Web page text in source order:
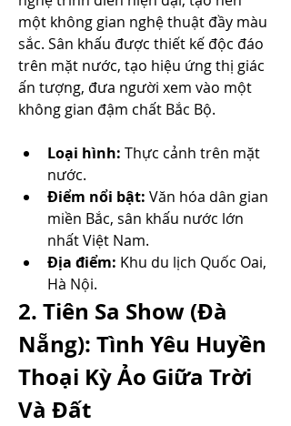
một không gian nghệ thuật đầy màu
sắc. Sân khấu được thiết kế độc đáo
trên mặt nước, tạo hiệu ứng thị giác
ấn tượng, đưa người xem vào một
không gian đậm chất Bắc Bộ.
Loại hình: Thực cảnh trên mặt
nước.
Điểm nổi bật: Văn hóa dân gian
miền Bắc, sân khấu nước lớn
nhất Việt Nam.
Địa điểm: Khu du lịch Quốc Oai,
Hà Nội.
2. Tiên Sa Show (Đà
Nẵng): Tình Yêu Huyền
Thoại Kỳ Ảo Giữa Trời
Và Đất